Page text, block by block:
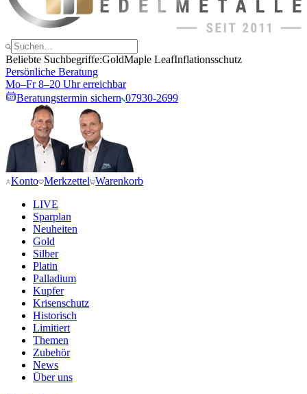
Beliebte Suchbegriffe:GoldMaple LeafInflationsschutz
Persönliche Beratung
Mo–Fr 8–20 Uhr erreichbar
Beratungstermin sichern 07930-2699
Konto Merkzettel Warenkorb
LIVE
Sparplan
Neuheiten
Gold
Silber
Platin
Palladium
Kupfer
Krisenschutz
Historisch
Limitiert
Themen
Zubehör
News
Über uns